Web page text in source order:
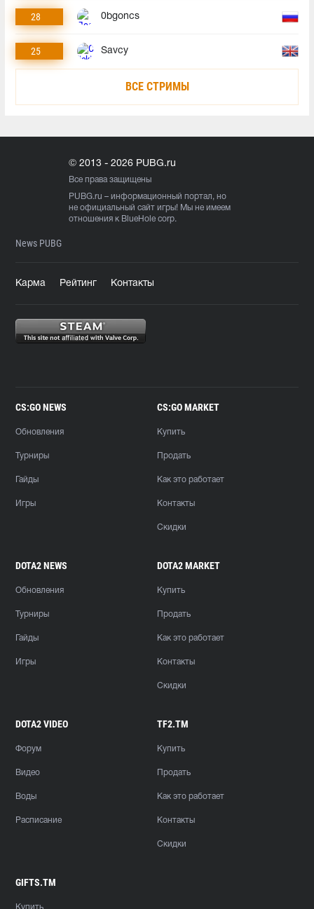
28 0bgoncs
25 Savcy
ВСЕ СТРИМЫ
© 2013 - 2026 PUBG.ru
Все права защищены
PUBG.ru – информационный портал, но
не официальный сайт игры! Мы не имеем
отношения к BlueHole corp.
News PUBG
Карма Рейтинг Контакты
CS:GO NEWS
Обновления
Турниры
Гайды
Игры
CS:GO MARKET
Купить
Продать
Как это работает
Контакты
Скидки
DOTA2 NEWS
Обновления
Турниры
Гайды
Игры
DOTA2 MARKET
Купить
Продать
Как это работает
Контакты
Скидки
DOTA2 VIDEO
Форум
Видео
Воды
Расписание
TF2.TM
Купить
Продать
Как это работает
Контакты
Скидки
GIFTS.TM
Купить